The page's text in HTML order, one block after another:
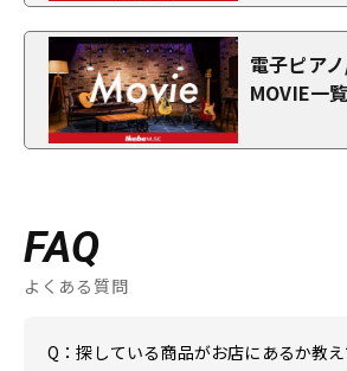
電子ピア
MOVIE一覧
FAQ
よくある質問
Q：探している商品がお店にあるか教